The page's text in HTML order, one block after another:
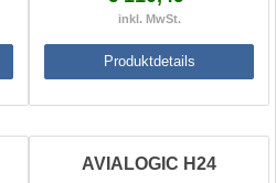
inkl. MwSt.
Produktdetails
AVIALOGIC H24